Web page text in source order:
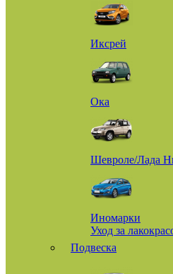
Иксрей
Ока
Шевроле/Лада
Иномарки
Уход за
Подвеска